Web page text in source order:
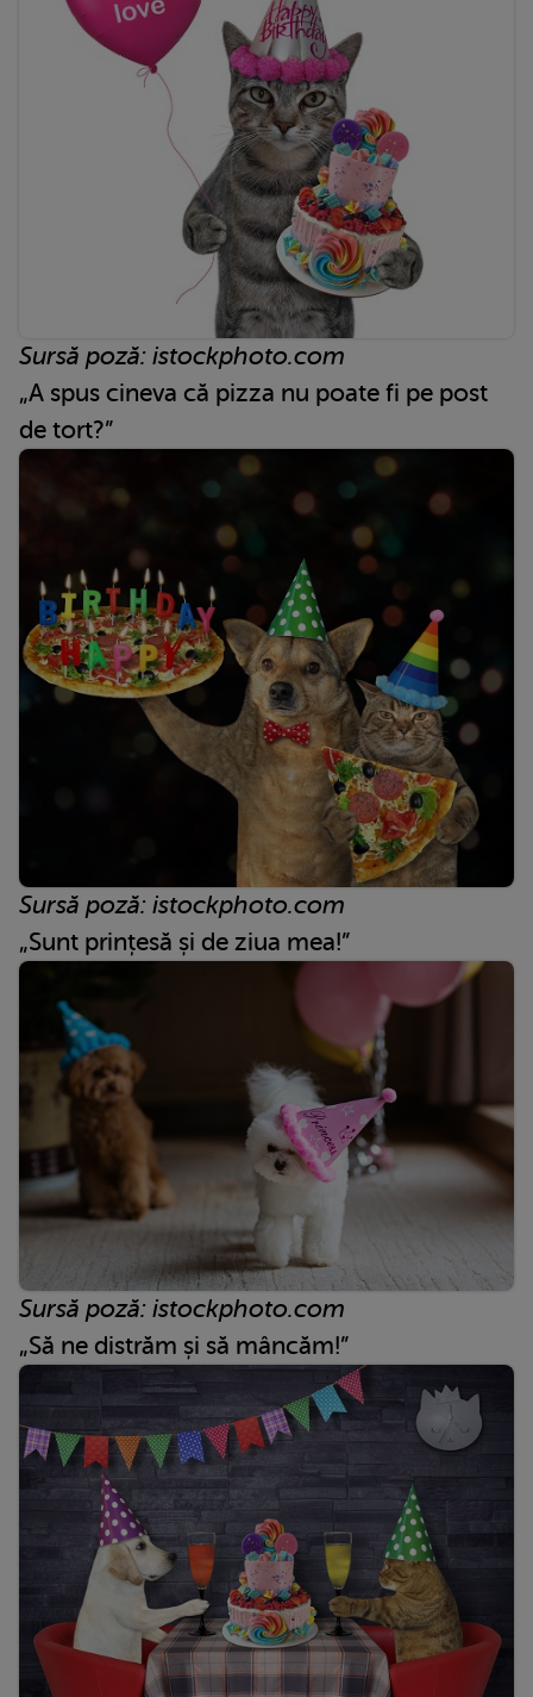
Sursă poză: istockphoto.com
„A spus cineva că pizza nu poate fi pe post
de tort?”
Sursă poză: istockphoto.com
„Sunt prințesă și de ziua mea!”
Sursă poză: istockphoto.com
„Să ne distrăm și să mâncăm!”